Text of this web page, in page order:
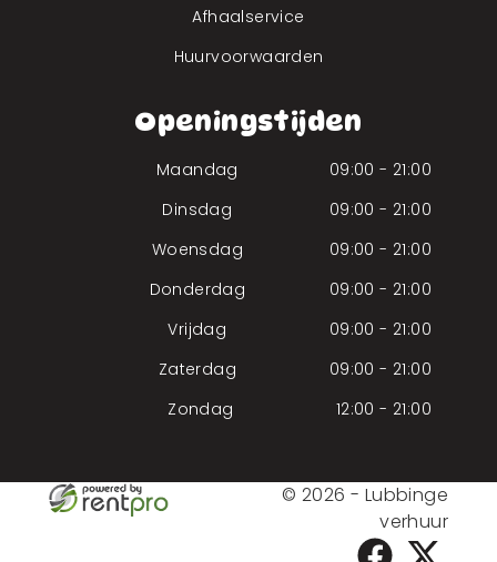
Afhaalservice
Huurvoorwaarden
Openingstijden
Maandag
09:00 - 21:00
Dinsdag
09:00 - 21:00
Woensdag
09:00 - 21:00
Donderdag
09:00 - 21:00
Vrijdag
09:00 - 21:00
Zaterdag
09:00 - 21:00
Zondag
12:00 - 21:00
© 2026 - Lubbinge
verhuur
facebook
twitter